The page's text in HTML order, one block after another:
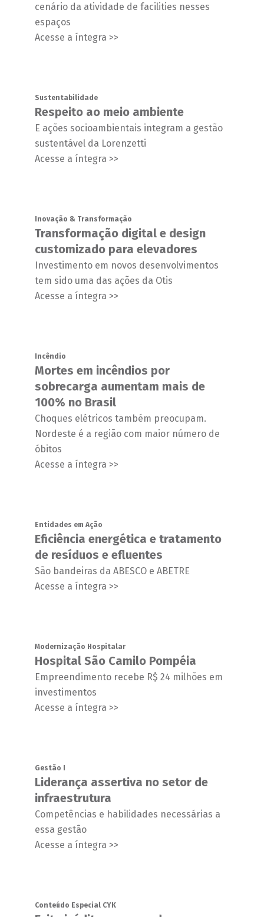
cenário da atividade de facilities nesses
espaços
Acesse a íntegra >>
Sustentabilidade
Respeito ao meio ambiente
E ações socioambientais integram a gestão
sustentável da Lorenzetti
Acesse a íntegra >>
Inovação & Transformação
Transformação digital e design
customizado para elevadores
Investimento em novos desenvolvimentos
tem sido uma das ações da Otis
Acesse a íntegra >>
Incêndio
Mortes em incêndios por
sobrecarga aumentam mais de
100% no Brasil
Choques elétricos também preocupam.
Nordeste é a região com maior número de
óbitos
Acesse a íntegra >>
Entidades em Ação
Eficiência energética e tratamento
de resíduos e efluentes
São bandeiras da ABESCO e ABETRE
Acesse a íntegra >>
Modernização Hospitalar
Hospital São Camilo Pompéia
Empreendimento recebe R$ 24 milhões em
investimentos
Acesse a íntegra >>
Gestão I
Liderança assertiva no setor de
infraestrutura
Competências e habilidades necessárias a
essa gestão
Acesse a íntegra >>
Conteúdo Especial CYK